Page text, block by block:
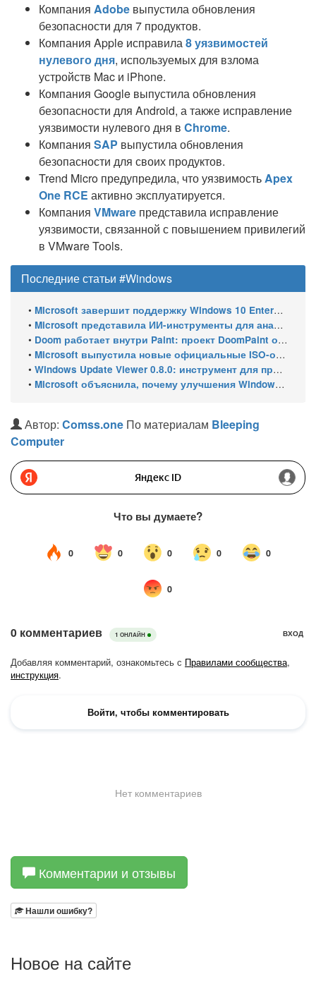
Компания Adobe выпустила обновления
безопасности для 7 продуктов.
Компания Apple исправила8 уязвимостей
нулевого дня, используемых для взлома
устройств Mac и iPhone.
Компания Google выпустила обновления
безопасности для Android, а также исправление
уязвимости нулевого дня в Chrome.
Компания SAP выпустила обновления
безопасности для своих продуктов.
Trend Micro предупредила, что уязвимостьApex
One RCE активно эксплуатируется.
Компания VMware представила исправление
уязвимости, связанной с повышением привилегий
в VMware Tools.
Последние статьи #Windows
• Microsoft завершит поддержку Windows 10 Enterprise LTSC 2021 в январе 2027 года. ESU продлят обновления до января 2030 года
• Microsoft представила ИИ-инструменты для анализа производительности Windows: ETW MCP и WPA MCP
• Doom работает внутри Paint: проект DoomPaint от технического директора Microsoft Azure
• Microsoft выпустила новые официальные ISO-образы Windows 11 для инсайдеров
• Windows Update Viewer 0.8.0: инструмент для просмотра истории обновлений Windows 11 и Windows 10 получил улучшения
• Microsoft объяснила, почему улучшения Windows 11 выходят так медленно
Автор: Comss.one По материалам Bleeping
Computer
Комментарии и отзывы
Нашли ошибку?
Новое на сайте